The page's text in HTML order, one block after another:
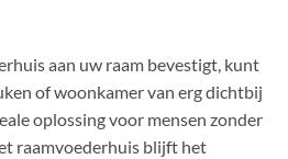
aan uw raam bevestigt, kunt
of woonkamer van erg dichtbij
oplossing voor mensen zonder
raamvoederhuis blijft het